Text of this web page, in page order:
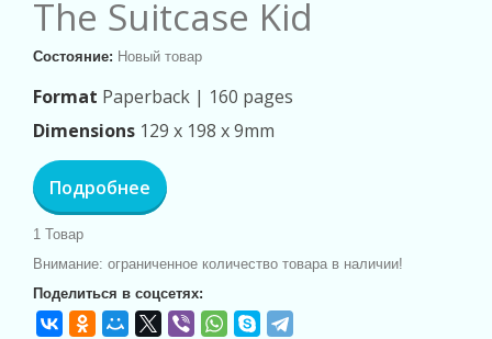
The Suitcase Kid
Состояние: Новый товар
Format Paperback | 160 pages
Dimensions 129 x 198 x 9mm
Подробнее
1 Товар
Внимание: ограниченное количество товара в наличии!
Поделиться в соцсетях: